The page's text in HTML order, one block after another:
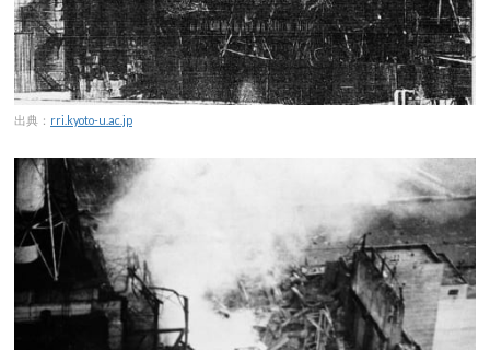
出典： rri.kyoto-u.ac.jp